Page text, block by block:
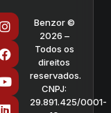
Benzor ©
2026 –
Todos os
direitos
reservados.
CNPJ:
29.891.425/0001-